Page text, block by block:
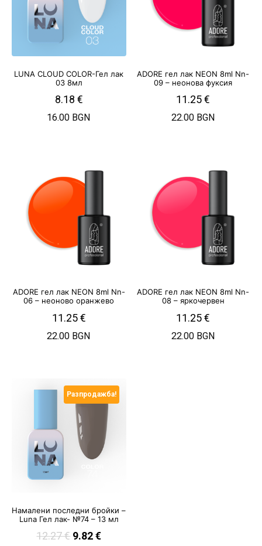
LUNA CLOUD COLOR-Гел лак
03 8мл
8.18 €
16.00 BGN
ADORE гел лак NEON 8ml Nn-
09 – неонова фуксия
11.25€
22.00 BGN
ADORE гел лак NEON 8ml Nn-
06 – неоново оранжево
11.25€
22.00 BGN
ADORE гел лак NEON 8ml Nn-
08 – яркочервен
11.25€
22.00 BGN
Разпродажба!
Намалени последни бройки –
Luna Гел лак- №74 – 13 мл
12.27€ 9.82€